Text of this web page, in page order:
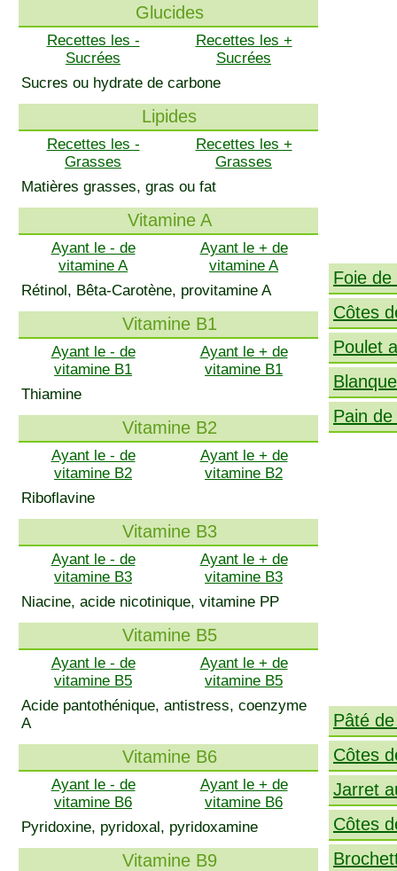
Glucides
Recettes les -
Sucrées
Recettes les +
Sucrées
Sucres ou hydrate de carbone
Lipides
Recettes les -
Grasses
Recettes les +
Grasses
Matières grasses, gras ou fat
Vitamine A
Ayant le - de
vitamine A
Ayant le + de
vitamine A
Rétinol, Bêta-Carotène, provitamine A
Vitamine B1
Ayant le - de
vitamine B1
Ayant le + de
vitamine B1
Thiamine
Vitamine B2
Ayant le - de
vitamine B2
Ayant le + de
vitamine B2
Riboflavine
Vitamine B3
Ayant le - de
vitamine B3
Ayant le + de
vitamine B3
Niacine, acide nicotinique, vitamine PP
Vitamine B5
Ayant le - de
vitamine B5
Ayant le + de
vitamine B5
Acide pantothénique, antistress, coenzyme
A
Vitamine B6
Ayant le - de
vitamine B6
Ayant le + de
vitamine B6
Pyridoxine, pyridoxal, pyridoxamine
Vitamine B9
Foie
Côtes
Poulet
Pain
Pâté
Côtes
Jarret
Côtes